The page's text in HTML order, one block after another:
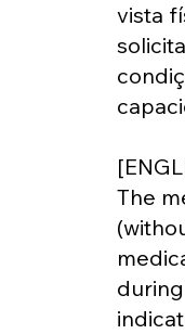
vista
The